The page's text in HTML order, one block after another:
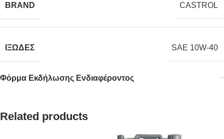
BRAND CASTROL
ΙΞΩΔΕΣ SAE 10W-40
Φόρμα Εκδήλωσης Ενδιαφέροντος
Related products